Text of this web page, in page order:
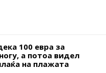
100 евра за
а потоа видел
на плажата